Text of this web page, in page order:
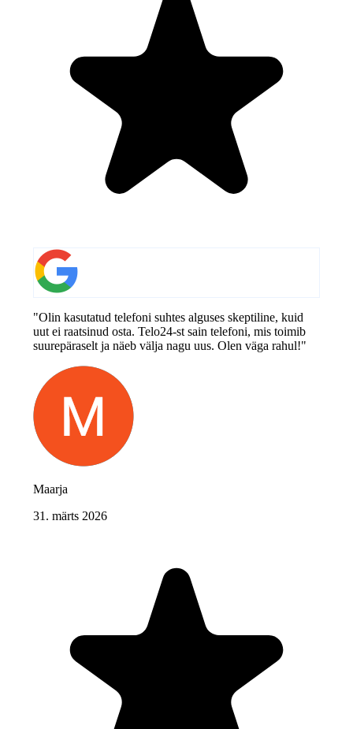
"Olin kasutatud telefoni suhtes alguses skeptiline, kuid
uut ei raatsinud osta. Telo24-st sain telefoni, mis toimib
suurepäraselt ja näeb välja nagu uus. Olen väga rahul!"
Maarja
31. märts 2026